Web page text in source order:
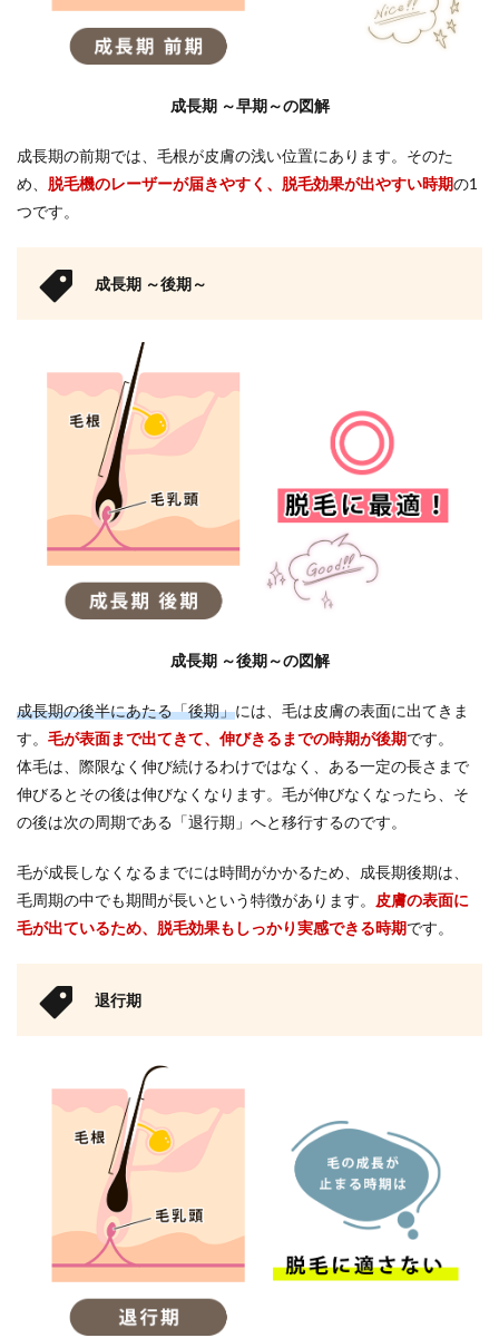
異な
4.2
ヶ月
がベ
スト
4.3
て毛
抜き
で抜
4.4
生活
5
期に
は専
門の
クリ
ニッ
無料
カウ
リン
グを
受け
よ
う！
成長期 ～早期～の図解
成長期の前期では、毛根が皮膚の浅い位置にあります。そのた
め、 脱毛機のレーザーが届きやすく、脱毛効果が出やすい時期の1
つです。
成長期 ～後期～
成長期 ～後期～の図解
成長期の後半にあたる「後期」には、毛は皮膚の表面に出てきま
す。 毛が表面まで出てきて、伸びきるまでの時期が後期です。
体毛は、際限なく伸び続けるわけではなく、ある一定の長さまで
伸びるとその後は伸びなくなります。毛が伸びなくなったら、そ
の後は次の周期である「退行期」へと移行するのです。
毛が成長しなくなるまでには時間がかかるため、成長期後期は、
毛周期の中でも期間が長いという特徴があります。
皮膚の表面に
毛が出ているため、脱毛効果もしっかり実感できる時期です。
退行期